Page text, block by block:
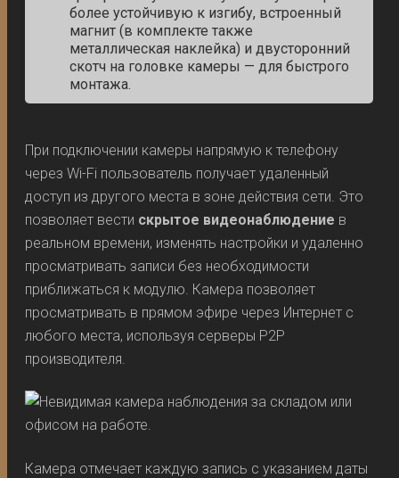
более устойчивую к изгибу, встроенный
магнит (в комплекте также
металлическая наклейка) и двусторонний
скотч на головке камеры — для быстрого
монтажа.
При подключении камеры напрямую к телефону
через Wi-Fi пользователь получает удаленный
доступ из другого места в зоне действия сети. Это
позволяет вести скрытое видеонаблюдение в
реальном времени, изменять настройки и удаленно
просматривать записи без необходимости
приближаться к модулю. Камера позволяет
просматривать в прямом эфире через Интернет с
любого места, используя серверы P2P
производителя.
Камера отмечает каждую запись с указанием даты